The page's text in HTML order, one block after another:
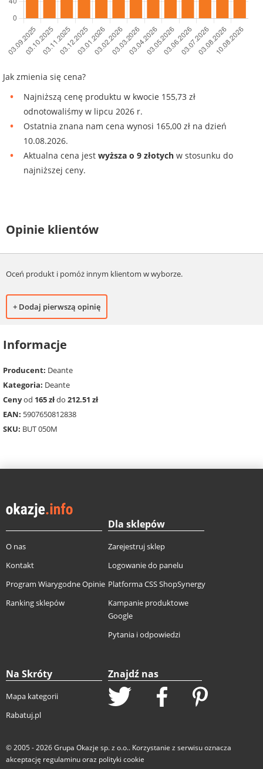
Jak zmienia się cena?
Najniższą cenę produktu w kwocie 155,73 zł
odnotowaliśmy w lipcu 2026 r.
Ostatnia znana nam cena wynosi 165,00 zł na dzień
10.08.2026.
Aktualna cena jest wyższa o 9 złotych w stosunku do
najniższej ceny.
Opinie klientów
Oceń produkt i pomóż innym klientom w wyborze.
+ Dodaj pierwszą opinię
Informacje
Producent: Deante
Kategoria: Deante
Cenyod 165 złdo 212.51 zł
EAN: 5907650812838
SKU: BUT 050M
O nas
Kontakt
Program Wiarygodne Opinie
Ranking sklepów
Dla sklepów
Zarejestruj sklep
Logowanie do panelu
Platforma CSS ShopSynergy
Kampanie produktowe
Google
Pytania i odpowiedzi
Na Skróty
Mapa kategorii
Rabatuj.pl
Znajdź nas
© 2005 - 2026Grupa Okazje sp. z o.o.. Korzystanie z serwisu oznacza
akceptację regulaminuoraz polityki cookie